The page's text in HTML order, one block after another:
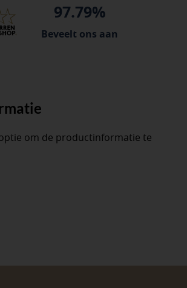
97.79%
Beveelt ons aan
om de productinformatie te